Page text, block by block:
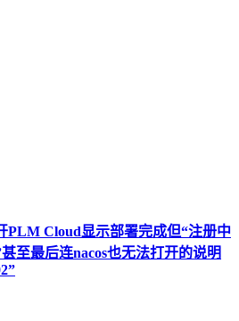
PLM Cloud显示部署完成但“注册中
至最后连nacos也无法打开的说明